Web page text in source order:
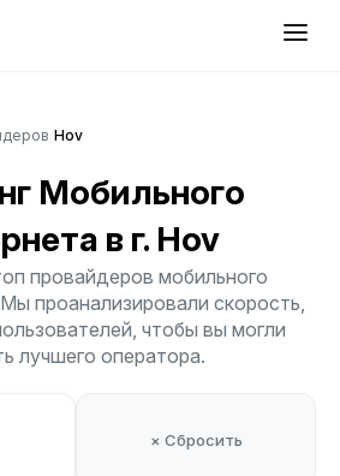
Hov
Мобильного
в г. Hov
провайдеров мобильного
проанализировали скорость,
чтобы вы могли
лучшего оператора.
× Сбросить